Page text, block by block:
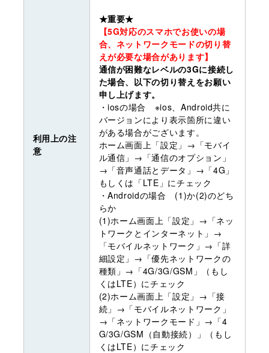
利用上の注
意
★重要★
【5G対応のスマホでお使いの場
合、ネットワークモードの切り替
えが必要な場合があります】
通信が困難なレベルの3Gに接続し
た場合、以下の切り替えをお願い
申し上げます。
・iosの場合 ※ios、Android共に
バージョンにより表示箇所に違い
がある場合がございます。
ホーム画面上「設定」→「モバイ
ル通信」→「通信のオプション」
→「音声通話とデータ」→「4G」
もしくは「LTE」にチェック
・Androidの場合 (1)か(2)のどち
らか
(1)ホーム画面上「設定」→「ネッ
トワークとインターネット」→
「モバイルネットワーク」→「詳
細設定」→「優先ネットワークの
種類」→「4G/3G/GSM」（もし
くはLTE）にチェック
(2)ホーム画面上「設定」→「接
続」→「モバイルネットワーク」
→「ネットワークモード」→「4
G/3G/GSM（自動接続）」（もし
くはLTE）にチェック